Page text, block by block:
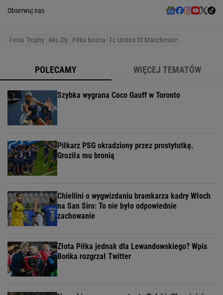
Obserwuj nas
Fenix Trophy Aks Zły Piłka Nożna Fc United Of Manchester
POLECAMY WIĘCEJ TEMATÓW
Szybka wygrana Coco Gauff w Toronto
Piłkarz PSG okradziony przez prostytutkę.
Groziła mu bronią
Chiellini o wygwizdaniu bramkarza kadry Włoch
na San Siro: To nie było odpowiednie
zachowanie
Złota Piłka jednak dla Lewandowskiego? Wpis
Bońka rozgrzał Twitter